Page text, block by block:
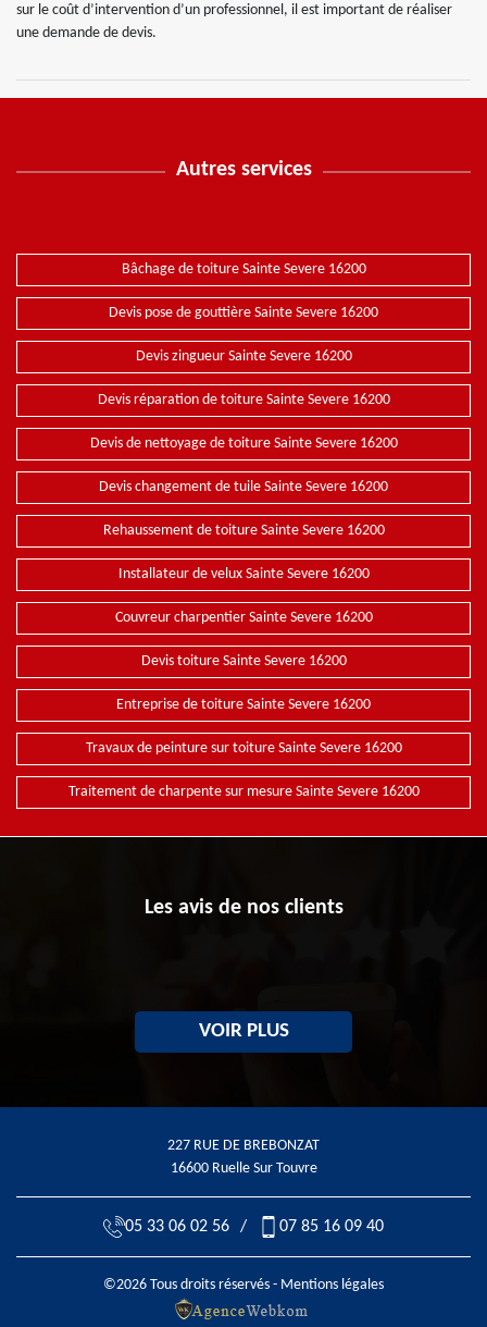
sur le coût d’intervention d’un professionnel, il est important de réaliser
une demande de devis.
Autres services
Bâchage de toiture Sainte Severe 16200
Devis pose de gouttière Sainte Severe 16200
Devis zingueur Sainte Severe 16200
Devis réparation de toiture Sainte Severe 16200
Devis de nettoyage de toiture Sainte Severe 16200
Devis changement de tuile Sainte Severe 16200
Rehaussement de toiture Sainte Severe 16200
Installateur de velux Sainte Severe 16200
Couvreur charpentier Sainte Severe 16200
Devis toiture Sainte Severe 16200
Entreprise de toiture Sainte Severe 16200
Travaux de peinture sur toiture Sainte Severe 16200
Traitement de charpente sur mesure Sainte Severe 16200
Les avis de nos clients
VOIR PLUS
227 RUE DE BREBONZAT
16600 Ruelle Sur Touvre
05 33 06 02 56 / 07 85 16 09 40
©2026 Tous droits réservés - Mentions légales